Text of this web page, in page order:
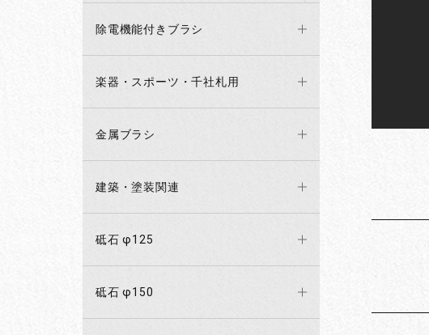
除電機能付きブラシ
楽器・スポーツ・千社札用
金属ブラシ
建築・塗装関連
砥石 φ125
砥石 φ150